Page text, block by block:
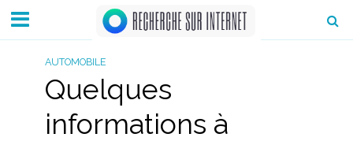
AUTOMOBILE
Quelques
informations à